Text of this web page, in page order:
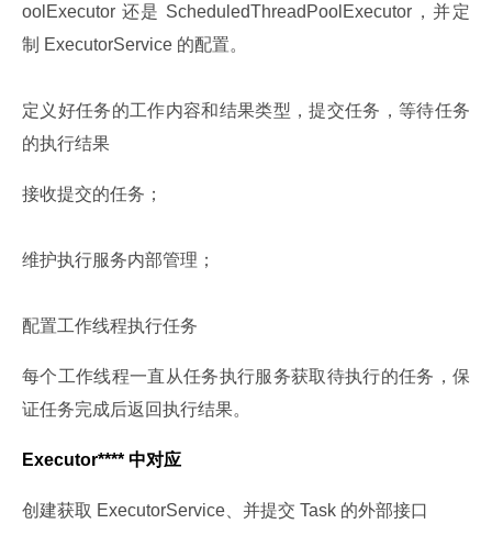
oolExecutor 还是 ScheduledThreadPoolExecutor，并定
制 ExecutorService 的配置。
定义好任务的工作内容和结果类型，提交任务，等待任务
的执行结果
接收提交的任务；
维护执行服务内部管理；
配置工作线程执行任务
每个工作线程一直从任务执行服务获取待执行的任务，保
证任务完成后返回执行结果。
Executor**** 中对应
创建获取 ExecutorService、并提交 Task 的外部接口